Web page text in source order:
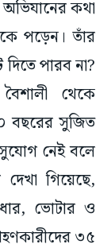
অভিযানের কথা
পড়েন। তাঁর
পারব না?
থেকে
বছরের সুজিত
নেই বলে
দেখা গিয়েছে,
ভোটার ও
৩৫